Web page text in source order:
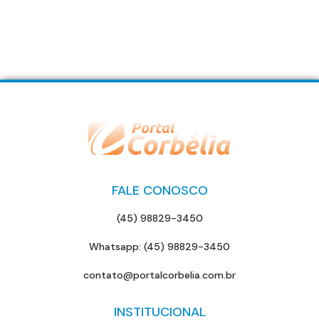
FALE CONOSCO
(45) 98829-3450
Whatsapp: (45) 98829-3450
contato@portalcorbelia.com.br
INSTITUCIONAL